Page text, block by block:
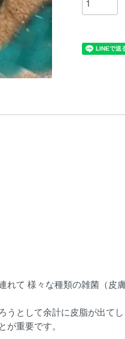
て 様々な種類の雑菌（皮
として余計に皮脂が出てし
が重要です。